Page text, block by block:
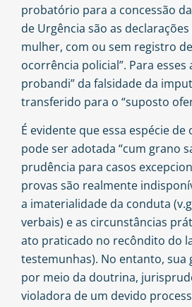
probatório para a concessão
de Urgência são as
mulher, com ou sem registro
ocorrência policial”. Para esses
probandi” da falsidade da
transferido para o “suposto
É evidente que essa espécie
pode ser adotada “cum grano
prudência para casos
provas são realmente
a imaterialidade da conduta
verbais) e as circunstâncias
ato praticado no recôndito do
testemunhas). No entanto, sua
por meio da doutrina,
violadora de um devido